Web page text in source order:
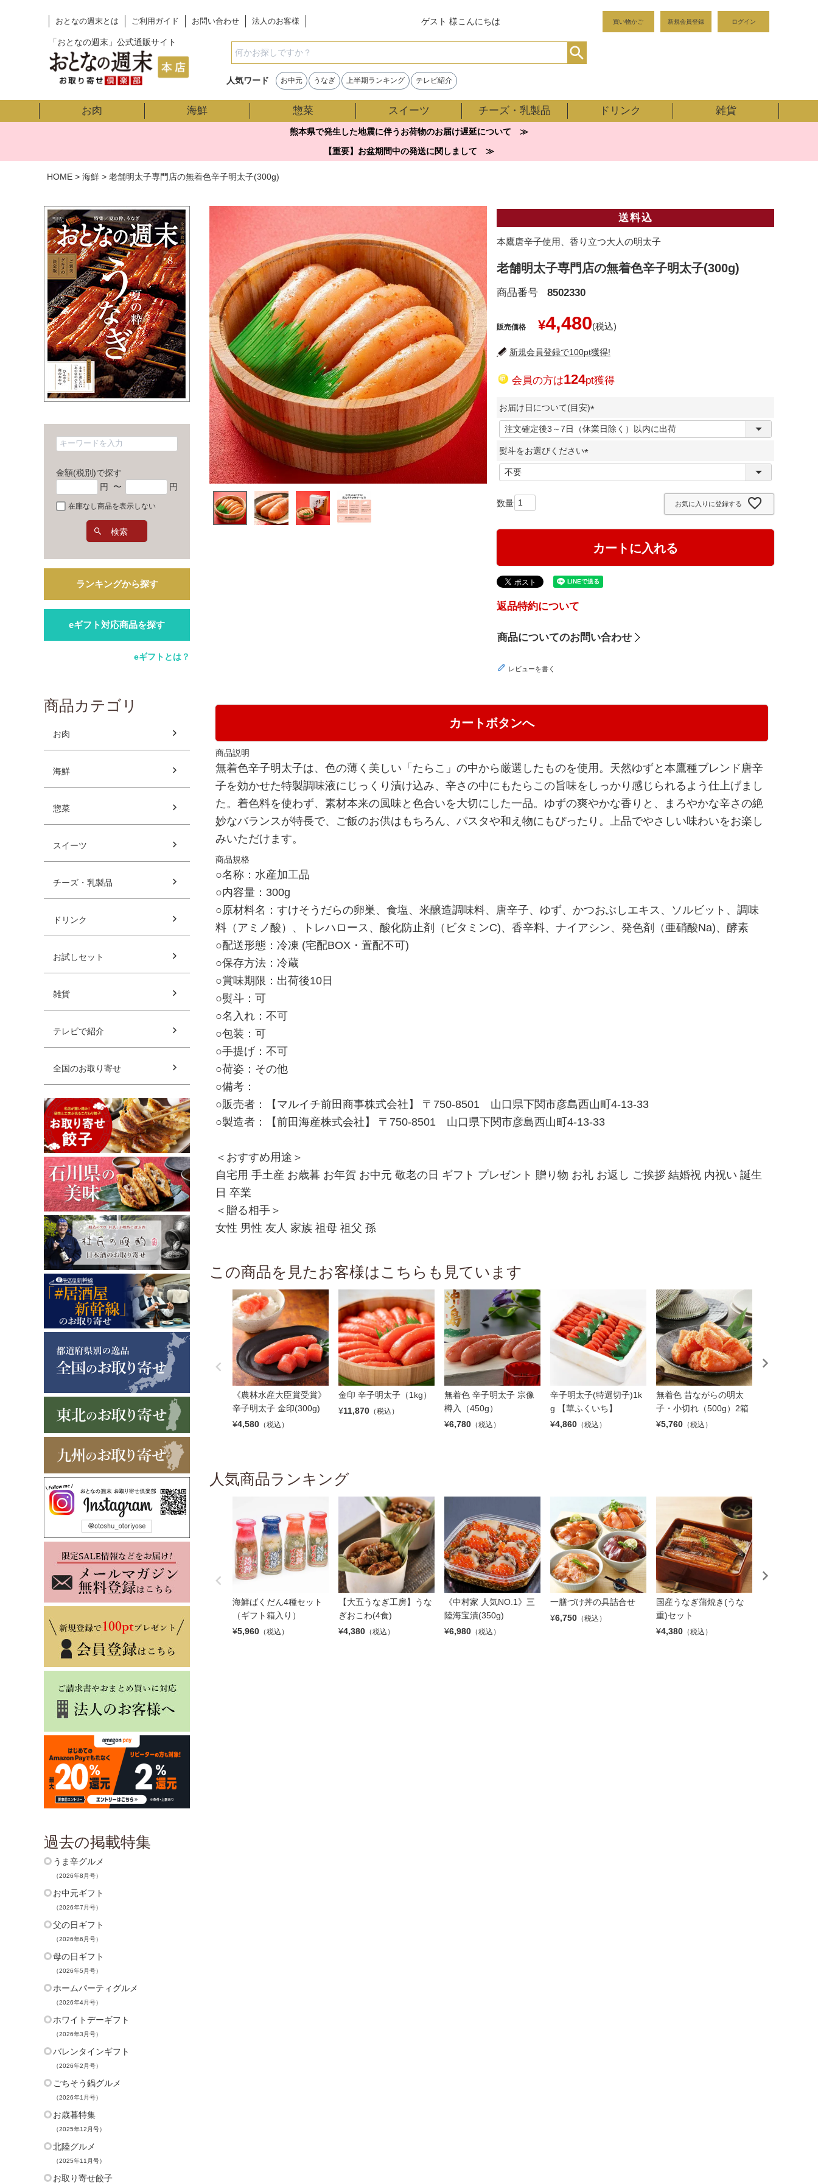
おとなの週末とは ご利用ガイド お問い合わせ 法人のお客様 ゲスト 様こんにちは
「おとなの週末」公式通販サイト
買い物かご 新規会員登録 ログイン
検索
人気ワード お中元 うなぎ 上半期ランキング テレビ紹介
お肉 海鮮 惣菜 スイーツ チーズ・乳製品 ドリンク 雑貨
熊本県で発生した地震に伴うお荷物のお届け遅延について ≫
【重要】お盆期間中の発送に関しまして ≫
HOME 海鮮 老舗明太子専門店の無着色辛子明太子(300g)
金額(税別)で探す
円
〜 円
在庫なし商品を表示しない
検索
ランキングから探す
eギフト対応商品を探す
eギフトとは？
商品カテゴリ
お肉
海鮮
惣菜
スイーツ
チーズ・乳製品
ドリンク
お試しセット
雑貨
テレビで紹介
全国のお取り寄せ
過去の掲載特集
うま辛グルメ
（2026年8月号）
お中元ギフト
（2026年7月号）
父の日ギフト
（2026年6月号）
母の日ギフト
（2026年5月号）
ホームパーティグルメ
（2026年4月号）
ホワイトデーギフト
（2026年3月号）
バレンタインギフト
（2026年2月号）
ごちそう鍋グルメ
（2026年1月号）
お歳暮特集
（2025年12月号）
北陸グルメ
（2025年11月号）
お取り寄せ餃子
カートボタンへ
商品説明
無着色辛子明太子は、色の薄く美しい「たらこ」の中から厳選したものを使用。天然ゆずと本鷹種ブレンド唐辛
子を効かせた特製調味液にじっくり漬け込み、辛さの中にもたらこの旨味をしっかり感じられるよう仕上げまし
た。着色料を使わず、素材本来の風味と色合いを大切にした一品。ゆずの爽やかな香りと、まろやかな辛さの絶
妙なバランスが特長で、ご飯のお供はもちろん、パスタや和え物にもぴったり。上品でやさしい味わいをお楽し
みいただけます。
商品規格
○名称：水産加工品
○内容量：300g
○原材料名：すけそうだらの卵巣、食塩、米醸造調味料、唐辛子、ゆず、かつおぶしエキス、ソルビット、調味
料（アミノ酸）、トレハロース、酸化防止剤（ビタミンC)、香辛料、ナイアシン、発色剤（亜硝酸Na)、酵素
○配送形態：冷凍 (宅配BOX・置配不可)
○保存方法：冷蔵
○賞味期限：出荷後10日
○熨斗：可
○名入れ：不可
○包装：可
○手提げ：不可
○荷姿：その他
○備考：
○販売者：【マルイチ前田商事株式会社】 〒750-8501 山口県下関市彦島西山町4-13-33
○製造者：【前田海産株式会社】 〒750-8501 山口県下関市彦島西山町4-13-33
＜おすすめ用途＞
自宅用 手土産 お歳暮 お年賀 お中元 敬老の日 ギフト プレゼント 贈り物 お礼 お返し ご挨拶 結婚祝 内祝い 誕生
日 卒業
＜贈る相手＞
女性 男性 友人 家族 祖母 祖父 孫
送料込
本鷹唐辛子使用、香り立つ大人の明太子
老舗明太子専門店の無着色辛子明太子(300g)
商品番号 8502330
販売価格 ¥4,480
新規会員登録で100pt獲得!
会員の方は124pt獲得
お届け日について(目安)
(
必
)
熨斗をお選びください
必
お気に入りに登録する
カートに入れる
返品特約について
商品についてのお問い合わせ
レビューを書く
この商品を見たお客様はこちらも見ています
《農林水産大臣賞受賞》
辛子明太子 金印(300g)
¥4,580 （税込）
金印 辛子明太子（1kg）
¥11,870 （税込）
無着色 辛子明太子 宗像
樽入（450g）
¥6,780 （税込）
辛子明太子(特選切子)1k
g 【華ふくいち】
¥4,860 （税込）
無着色 昔ながらの明太
子・小切れ（500g）2箱
¥5,760 （税込）
人気商品ランキング
海鮮ばくだん4種セット
（ギフト箱入り）
¥5,960 （税込）
【大五うなぎ工房】うな
ぎおこわ(4食)
¥4,380 （税込）
《中村家 人気NO.1》三
陸海宝漬(350g)
¥6,980 （税込）
一膳づけ丼の具詰合せ
¥6,750 （税込）
国産うなぎ蒲焼き(うな
重)セット
¥4,380 （税込）